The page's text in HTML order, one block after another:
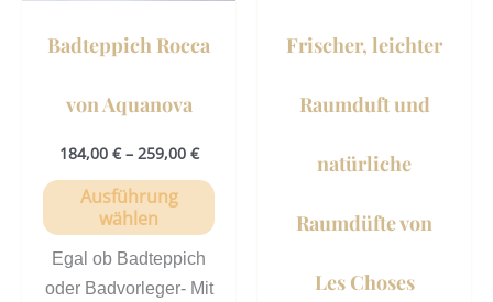
Badteppich Rocca
von Aquanova
184,00 €– 259,00 €
Ausführung
wählen
Produktseite
Egal ob Badteppich
oder Badvorleger- Mit
Frischer, leichter
Raumduft und
natürliche
Raumdüfte von
Les Choses